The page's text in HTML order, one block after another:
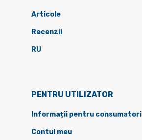
Articole
Recenzii
RU
PENTRU UTILIZATOR
Informații pentru consumatori
Contul meu